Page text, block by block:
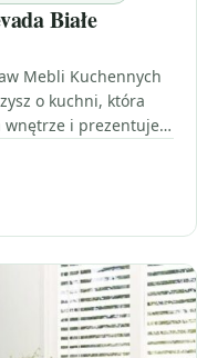
Białe
Mebli Kuchennych
o kuchni, która
wnętrze i prezentuje